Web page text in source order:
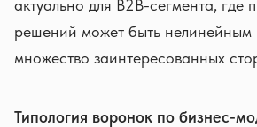
актуально для B2B-сегмента, где
решений может быть нелинейным
множество заинтересованных
Типология воронок по бизнес-